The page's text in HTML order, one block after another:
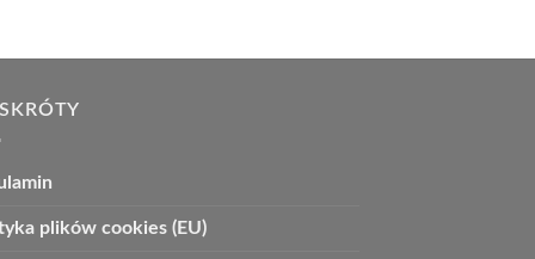
plików cookies (EU)